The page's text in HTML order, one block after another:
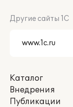
Другие сайты 1С
Каталог
Внедрения
Публикации